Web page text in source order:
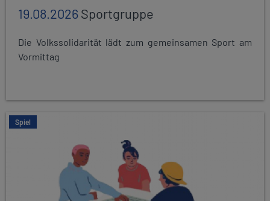
19.08.2026Sportgruppe
Die Volkssolidarität lädt zum gemeinsamen Sport am
Vormittag
Spiel